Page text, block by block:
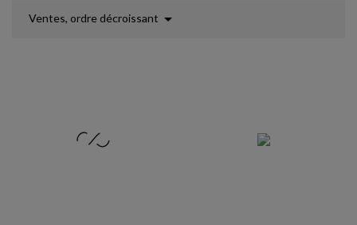
Ventes, ordre décroissant 